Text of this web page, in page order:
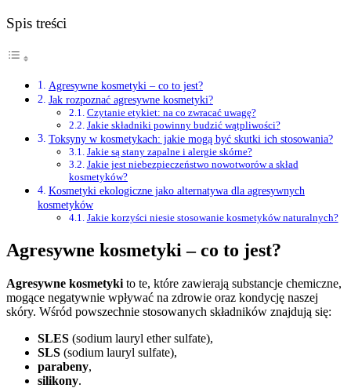
Spis treści
Agresywne kosmetyki – co to jest?
Jak rozpoznać agresywne kosmetyki?
Czytanie etykiet: na co zwracać uwagę?
Jakie składniki powinny budzić wątpliwości?
Toksyny w kosmetykach: jakie mogą być skutki ich stosowania?
Jakie są stany zapalne i alergie skórne?
Jakie jest niebezpieczeństwo nowotworów a skład
kosmetyków?
Kosmetyki ekologiczne jako alternatywa dla agresywnych
kosmetyków
Jakie korzyści niesie stosowanie kosmetyków naturalnych?
Agresywne kosmetyki – co to jest?
Agresywne kosmetyki to te, które zawierają substancje chemiczne,
mogące negatywnie wpływać na zdrowie oraz kondycję naszej
skóry. Wśród powszechnie stosowanych składników znajdują się:
SLES (sodium lauryl ether sulfate),
SLS (sodium lauryl sulfate),
parabeny,
silikony.